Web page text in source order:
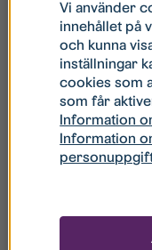
Ta vara på
denna
Kommoden är
borrat eller
lådan, som är i
om plats för
medföljande
B/H/D:
Vi använder
innehållet på
och kunna
inställningar
cookies som
som får
Information
Information